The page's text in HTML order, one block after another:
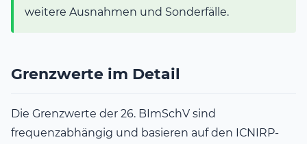
weitere Ausnahmen und Sonderfälle.
Grenzwerte im Detail
Die Grenzwerte der 26. BImSchV sind
frequenzabhängig und basieren auf den ICNIRP-